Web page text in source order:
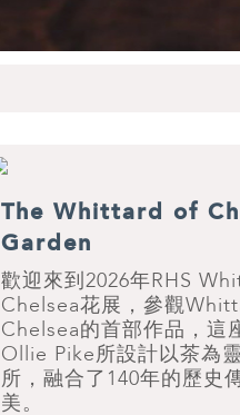
The Whittard of
Garden
歡迎來到2026年RHS
Chelsea花展，參觀
Chelsea的首部作品，這
Ollie Pike所設計以茶為
所，融合了140年的歷史
美。